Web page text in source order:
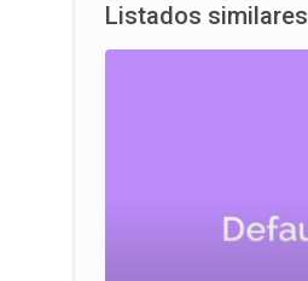
Listados similares